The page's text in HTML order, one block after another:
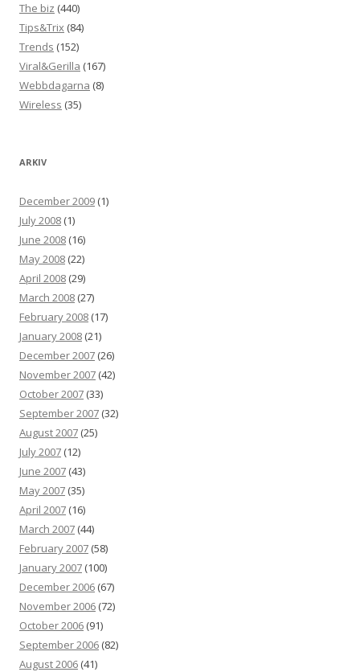
The biz (440)
Tips&Trix (84)
Trends (152)
Viral&Gerilla (167)
Webbdagarna (8)
Wireless (35)
ARKIV
December 2009 (1)
July 2008 (1)
June 2008 (16)
May 2008 (22)
April 2008 (29)
March 2008 (27)
February 2008 (17)
January 2008 (21)
December 2007 (26)
November 2007 (42)
October 2007 (33)
September 2007 (32)
August 2007 (25)
July 2007 (12)
June 2007 (43)
May 2007 (35)
April 2007 (16)
March 2007 (44)
February 2007 (58)
January 2007 (100)
December 2006 (67)
November 2006 (72)
October 2006 (91)
September 2006 (82)
August 2006 (41)